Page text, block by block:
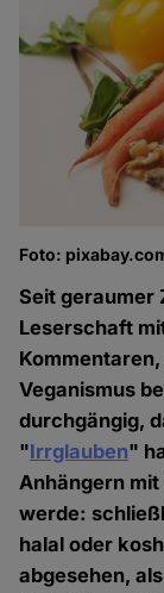
Foto:
Seit geraumer
Leserschaft
Veganismus
durchgängig,
"Irrglauben"
Anhängern
werde:
halal oder
abgesehen,